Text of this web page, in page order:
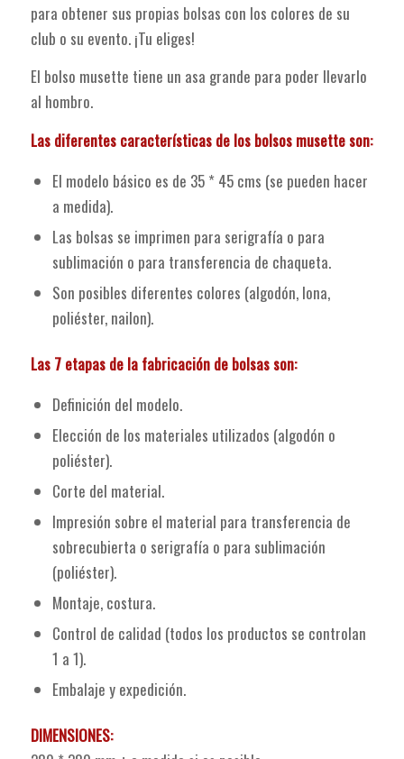
para obtener sus propias bolsas con los colores de su
club o su evento. ¡Tu eliges!
El bolso musette tiene un asa grande para poder llevarlo
al hombro.
Las diferentes características de los bolsos musette son:
El modelo básico es de 35 * 45 cms (se pueden hacer
a medida).
Las bolsas se imprimen para serigrafía o para
sublimación o para transferencia de chaqueta.
Son posibles diferentes colores (algodón, lona, ​​
poliéster, nailon).
Las 7 etapas de la fabricación de bolsas son:
Definición del modelo.
Elección de los materiales utilizados (algodón o
poliéster).
Corte del material.
Impresión sobre el material para transferencia de
sobrecubierta o serigrafía o para sublimación
(poliéster).
Montaje, costura.
Control de calidad (todos los productos se controlan
1 a 1).
Embalaje y expedición.
DIMENSIONES: